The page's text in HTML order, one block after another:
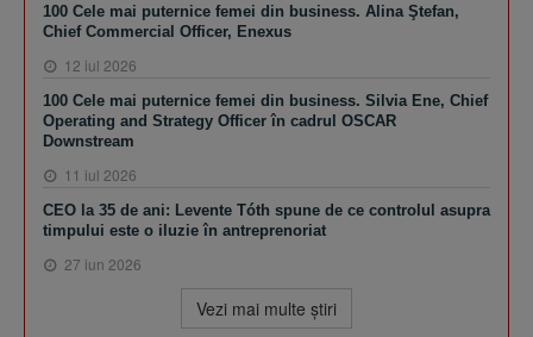
100 Cele mai puternice femei din business. Alina Ştefan,
Chief Commercial Officer, Enexus
12 iul 2026
100 Cele mai puternice femei din business. Silvia Ene, Chief
Operating and Strategy Officer în cadrul OSCAR
Downstream
11 iul 2026
CEO la 35 de ani: Levente Tóth spune de ce controlul asupra
timpului este o iluzie în antreprenoriat
27 iun 2026
Vezi mai multe ştiri